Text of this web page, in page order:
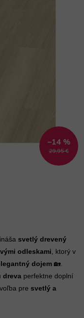
29,95 €
–14 %
svetlý drevený
odleskami , ktorý v
dojem 🏡.
dreva perfektne doplní
pre svetlý a